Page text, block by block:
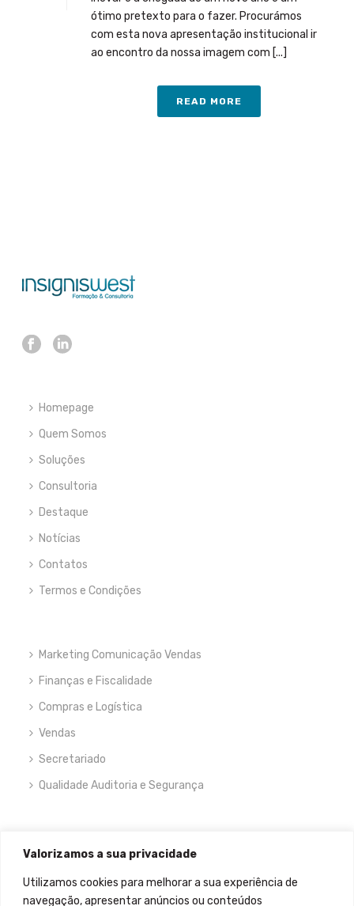
Valorizamos a sua privacidade
Utilizamos cookies para melhorar a sua experiência de
navegação, apresentar anúncios ou conteúdos
ótimo pretexto para o fazer. Procurámos
com esta nova apresentação institucional ir
ao encontro da nossa imagem com [...]
READ MORE
Homepage
Quem Somos
Soluções
Consultoria
Destaque
Notícias
Contatos
Termos e Condições
Marketing Comunicação Vendas
Finanças e Fiscalidade
Compras e Logística
Vendas
Secretariado
Qualidade Auditoria e Segurança